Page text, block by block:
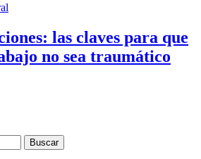
las claves para que
no sea traumático
Buscar